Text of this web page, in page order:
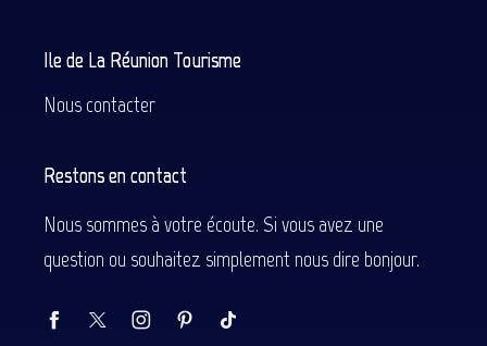
Ile de La Réunion Tourisme
Nous contacter
Restons en contact
Nous sommes à votre écoute. Si vous avez une
question ou souhaitez simplement nous dire bonjour.